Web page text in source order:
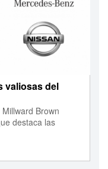
valiosas del
Brown
destaca las